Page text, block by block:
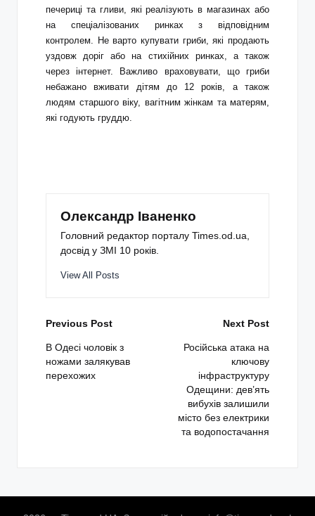
печериці та гливи, які реалізують в магазинах або
на спеціалізованих ринках з відповідним
контролем. Не варто купувати гриби, які продають
уздовж доріг або на стихійних ринках, а також
через інтернет. Важливо враховувати, що гриби
небажано вживати дітям до 12 років, а також
людям старшого віку, вагітним жінкам та матерям,
які годують груддю.
Олександр Іваненко
Головний редактор порталу Times.od.ua,
досвід у ЗМІ 10 років.
View All Posts
Post
navigation
Previous Post
В Одесі чоловік з
ножами залякував
перехожих
Next Post
Російська атака на
ключову
інфраструктуру
Одещини: дев’ять
вибухів залишили
місто без електрики
та водопостачання